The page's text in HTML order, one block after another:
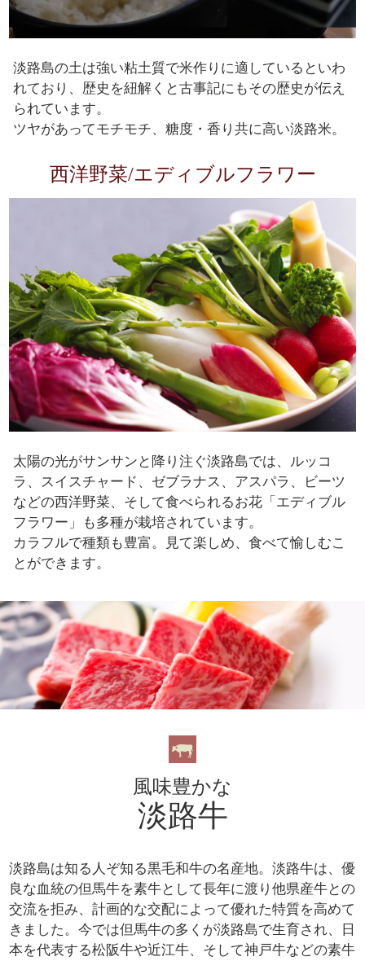
淡路島の土は強い粘土質で米作りに適しているといわ
れており、歴史を紐解くと古事記にもその歴史が伝え
られています。
ツヤがあってモチモチ、糖度・香り共に高い淡路米。
西洋野菜/エディブルフラワー
太陽の光がサンサンと降り注ぐ淡路島では、ルッコ
ラ、スイスチャード、ゼブラナス、アスパラ、ビーツ
などの西洋野菜、そして食べられるお花「エディブル
フラワー」も多種が栽培されています。
カラフルで種類も豊富。見て楽しめ、食べて愉しむこ
とができます。
風味豊かな
淡路牛
淡路島は知る人ぞ知る黒毛和牛の名産地。淡路牛は、優
良な血統の但馬牛を素牛として長年に渡り他県産牛との
交流を拒み、計画的な交配によって優れた特質を高めて
きました。今では但馬牛の多くが淡路島で生育され、日
本を代表する松阪牛や近江牛、そして神戸牛などの素牛